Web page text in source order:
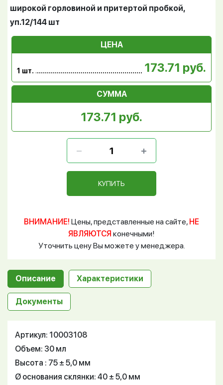
широкой горловиной и притертой пробкой,
уп.12/144 шт
ЦЕНА
1 шт. 173.71 руб.
СУММА
173.71 руб.
КУПИТЬ
ВНИМАНИЕ! Цены, представленные на сайте, НЕ
ЯВЛЯЮТСЯ конечными!
Уточнить цену Вы можете у менеджера.
Описание Характеристики
Документы
Артикул: 10003108
Объем: 30 мл
Высота : 75 ± 5,0 мм
Ø основания склянки: 40 ± 5,0 мм